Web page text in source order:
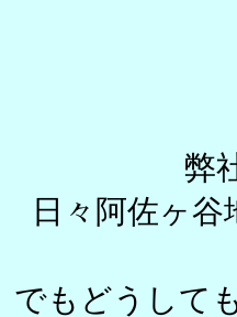
弊
日々阿佐ヶ
でもどうして